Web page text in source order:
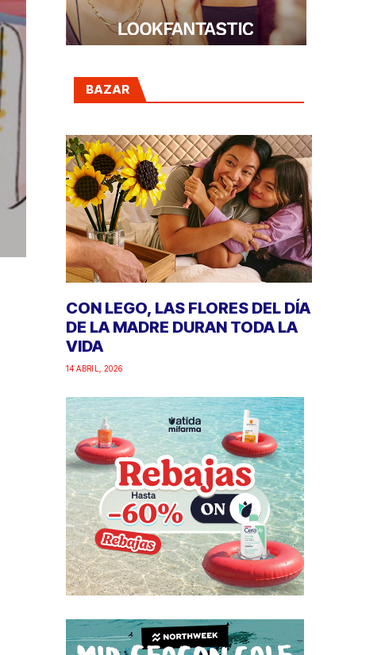
BAZAR
CON LEGO, LAS FLORES DEL DÍA
DE LA MADRE DURAN TODA LA
VIDA
14 ABRIL, 2026